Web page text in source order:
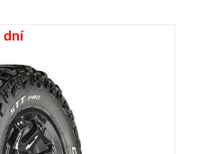
dní